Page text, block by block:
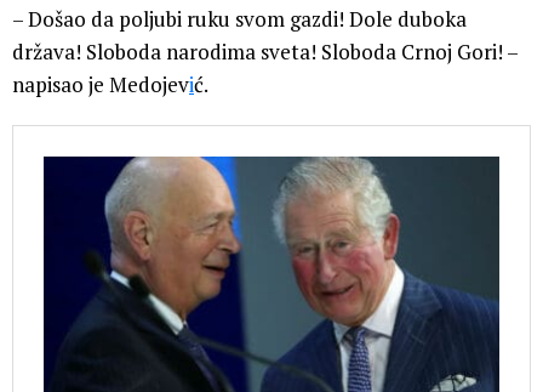
– Došao da poljubi ruku svom gazdi! Dole duboka
država! Sloboda narodima sveta! Sloboda Crnoj Gori! –
napisao je Medojević.